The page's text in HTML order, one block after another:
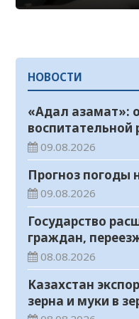
НОВОСТИ
«Адал азамат»:
воспитательной
учебном году
09.08.2026
Прогноз погоды
09.08.2026
Государство
граждан,
регионы для
08.08.2026
Казахстан
зерна и муки в